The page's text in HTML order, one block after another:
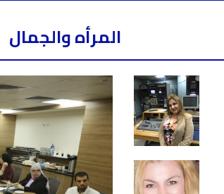
المرأه والجمال